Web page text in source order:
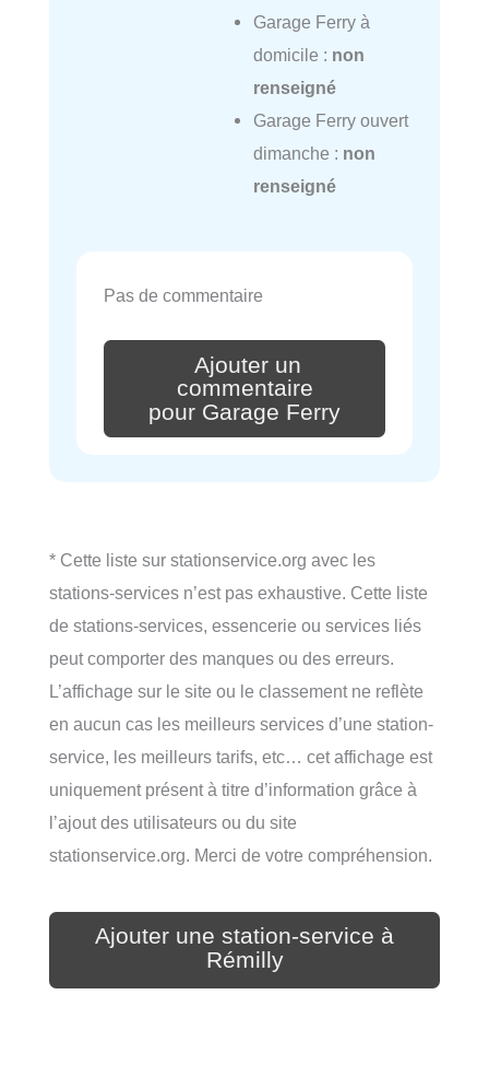
Garage Ferry à
domicile : non
renseigné
Garage Ferry ouvert
dimanche : non
renseigné
Pas de commentaire
Ajouter un
commentaire
pour Garage Ferry
* Cette liste sur stationservice.org avec les
stations-services n’est pas exhaustive. Cette liste
de stations-services, essencerie ou services liés
peut comporter des manques ou des erreurs.
L’affichage sur le site ou le classement ne reflète
en aucun cas les meilleurs services d’une station-
service, les meilleurs tarifs, etc… cet affichage est
uniquement présent à titre d’information grâce à
l’ajout des utilisateurs ou du site
stationservice.org. Merci de votre compréhension.
Ajouter une station-service à
Rémilly